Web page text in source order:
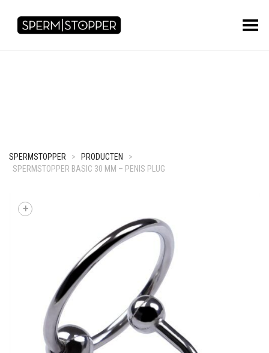
Toggle Menu
SPERMSTOPPER > PRODUCTEN
>
SPERMSTOPPER BASIC 30 MM – PENIS PLUG
+